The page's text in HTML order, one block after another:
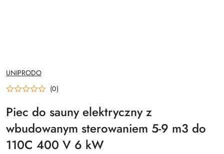
NAZWA
PRODUCENTA:
UNIPRODO
(0)
Piec do sauny elektryczny z
wbudowanym sterowaniem 5-9 m3 do
110C 400 V 6 kW